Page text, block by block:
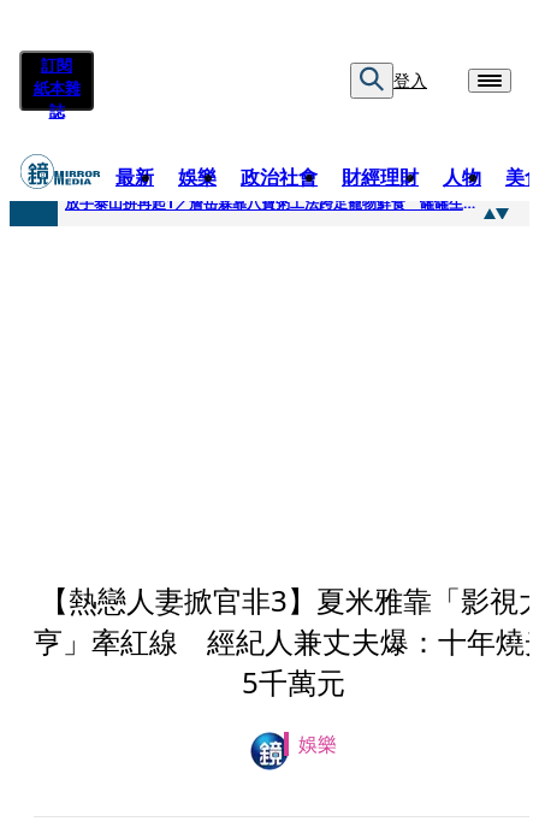
訂閱
紙本雜
誌
登入
最新 娛樂 政治社會 財經理財 人物 美
快訊
放手泰山拚再起1／詹岳霖靠八寶粥工法跨足寵物鮮食 罐罐生產前先請「叼嘴王后」試吃
【熱戀人妻掀官非3】夏米雅靠「影視
亨」牽紅線 經紀人兼丈夫爆：十年燒
5千萬元
娛樂